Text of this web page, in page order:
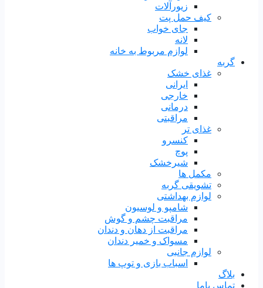
زیورآلات
کیف حمل پت
جای خواب
لانه
لوازم مربوط به خانه
گربه
غذای خشک
ایرانی
خارجی
درمانی
مراقبتی
غذای تر
کنسرو
پوچ
شیرخشک
مکمل ها
تشویقی گربه
لوازم بهداشتی
شامپو و لوسیون
مراقبت چشم و گوش
مراقبت از دهان و دندان
مسواک و خمیر دندان
لوازم جانبی
اسباب بازی و توپ ها
بلاگ
تماس باما